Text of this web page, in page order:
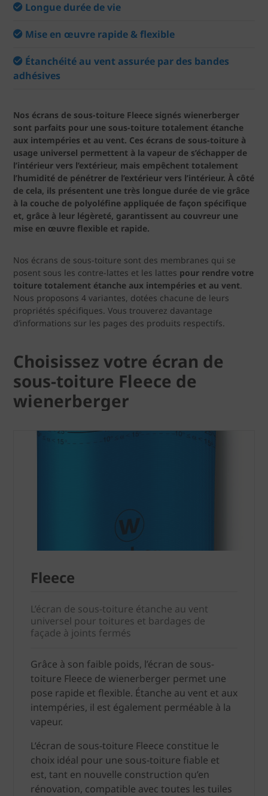
Longue durée de vie
Mise en œuvre rapide & flexible
Étanchéité au vent assurée par des bandes
adhésives
Nos écrans de sous-toiture Fleece signés wienerberger
sont parfaits pour une sous-toiture totalement étanche
aux intempéries et au vent. Ces écrans de sous-toiture à
usage universel permettent à la vapeur de s’échapper de
l’intérieur vers l’extérieur, mais empêchent totalement
l’humidité de pénétrer de l’extérieur vers l’intérieur. À côté
de cela, ils présentent une très longue durée de vie grâce
à la couche de polyoléfine appliquée de façon spécifique
et, grâce à leur légèreté, garantissent au couvreur une
mise en œuvre flexible et rapide.
Nos écrans de sous-toiture sont des membranes qui se
posent sous les contre-lattes et les lattes pour rendre votre
toiture totalement étanche aux intempéries et au vent.
Nous proposons 4 variantes, dotées chacune de leurs
propriétés spécifiques. Vous trouverez davantage
d’informations sur les pages des produits respectifs.
Choisissez votre écran de
sous-toiture Fleece de
wienerberger
Fleece
L’écran de sous-toiture étanche au vent
universel pour toitures et bardages de
façade à joints fermés
Grâce à son faible poids, l’écran de sous-
toiture Fleece de wienerberger permet une
pose rapide et flexible. Étanche au vent et aux
intempéries, il est également perméable à la
vapeur.
L’écran de sous-toiture Fleece constitue le
choix idéal pour une sous-toiture fiable et
est, tant en nouvelle construction qu’en
rénovation, compatible avec toutes les tuiles